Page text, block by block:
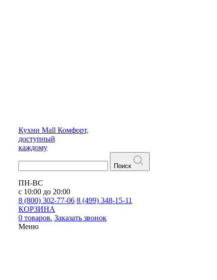
Кухни Mall Комфорт,
доступный
каждому
Поиск
ПН-ВС
с 10:00 до 20:00
8 (800) 302-77-06 8 (499) 348-15-11
КОРЗИНА
0 товаров. Заказать звонок
Меню